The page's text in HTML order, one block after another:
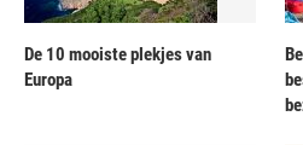
De 10 mooiste plekjes van
Europa